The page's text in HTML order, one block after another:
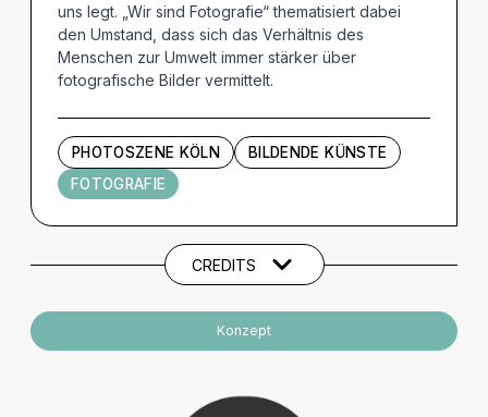
uns legt. „Wir sind Fotografie“ thematisiert dabei
den Umstand, dass sich das Verhältnis des
Menschen zur Umwelt immer stärker über
fotografische Bilder vermittelt.
PHOTOSZENE KÖLN
BILDENDE KÜNSTE
FOTOGRAFIE
Künstler und Beteiligte
CREDITS
Konzept